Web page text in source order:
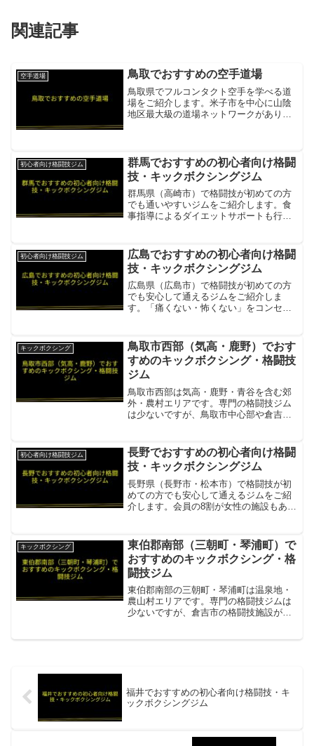
関連記事
空手道場 鳥取でおすすめの空手道場
鳥取県でフルコンタクト空手を学べる道
場をご紹介します。米子市を中心に山陰
地区最大級の道場ネットワークがありま
る山陰地区最大級の組...
初心者向け格闘技ジム
群馬でおすすめの初心者向け格闘
技・キックボクシングジム
群馬県（高崎市）で格闘技が初めての方
でも通いやすいジムをご紹介します。食
事指導によるダイエットサポートも行う
験で不安な方も安心して楽しめるジム。
基礎からの丁寧な指導。...
初心者向け格闘技ジム
広島でおすすめの初心者向け格闘
技・キックボクシングジム
広島県（広島市）で格闘技が初めての方
でも安心して通えるジムをご紹介しま
す。「痛くない・怖くない」をコンセプ
プトに設計。フィットネス専門のキック
ボクシングで女性や運動...
キックボクシング
鳥取市西部（気高・鹿野）でおす
すめのキックボクシング・格闘技
ジム
鳥取市西部は気高・鹿野・青谷を含む郊
外・農村エリアです。専門の格闘技ジム
は少ないですが、鳥取市中心部や倉吉市
車20分圏内。MMA・キックボクシング・
柔術・グラップリ...
初心者向け格闘技ジム
長野でおすすめの初心者向け格闘
技・キックボクシングジム
長野県（長野市・松本市）で格闘技が初
めての方でも安心して通えるジムをご紹
介します。会員の8割が女性の施設もあり
の80%が女性。年齢・性別・運動経験不
問。プロの総合...
キックボクシング
東伯郡南部（三朝町・琴浦町）で
おすすめのキックボクシング・格
闘技ジム
東伯郡南部の三朝町・琴浦町は温泉地・
農山村エリアです。専門の格闘技ジムは
少ないですが、倉吉市の格闘技施設が通
福井でおすすめの初心者向け格闘技・キ
ックボクシングジム